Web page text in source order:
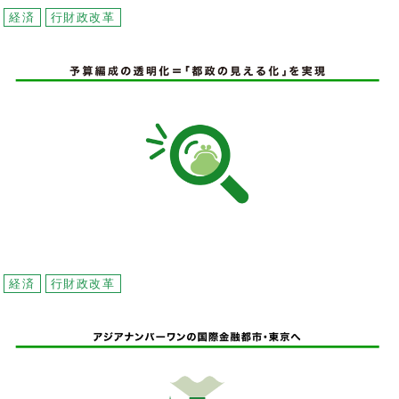
経済 行財政改革
経済 行財政改革